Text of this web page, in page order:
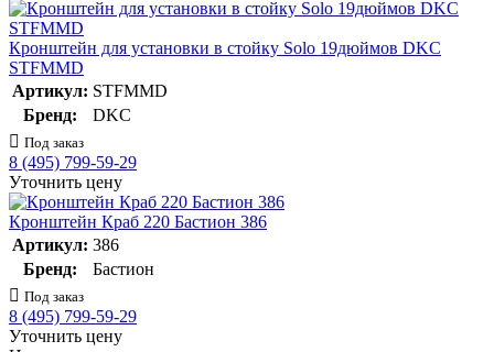
Кронштейн для установки в стойку Solo 19дюймов DKC
STFMMD
Артикул: STFMMD
Бренд:
DKC
Под заказ
8 (495) 799-59-29
Уточнить цену
Кронштейн Краб 220 Бастион 386
Артикул: 386
Бренд:
Бастион
Под заказ
8 (495) 799-59-29
Уточнить цену